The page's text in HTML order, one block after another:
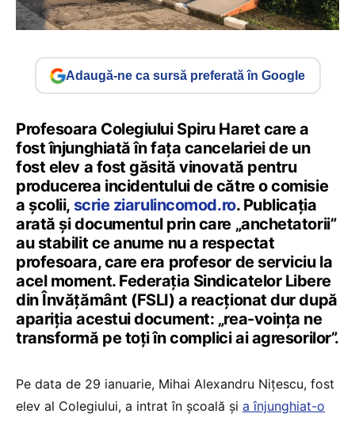
Adaugă-ne ca sursă preferată în Google
Profesoara Colegiului Spiru Haret care a
fost înjunghiată în fața cancelariei de un
fost elev a fost găsită vinovată pentru
producerea incidentului de către o comisie
a școlii, scrie ziarulincomod.ro. Publicația
arată și documentul prin care „anchetatorii”
au stabilit ce anume nu a respectat
profesoara, care era profesor de serviciu la
acel moment. Federația Sindicatelor Libere
din Învățământ (FSLI) a reacționat dur după
apariția acestui document: „rea-voința ne
transformă pe toți în complici ai agresorilor”.
Pe data de 29 ianuarie, Mihai Alexandru Nițescu, fost
elev al Colegiului, a intrat în școală și a înjunghiat-o